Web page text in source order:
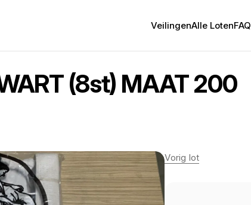
VeilingenAlle LotenFAQ
(8st) MAAT 200
Vorig lot